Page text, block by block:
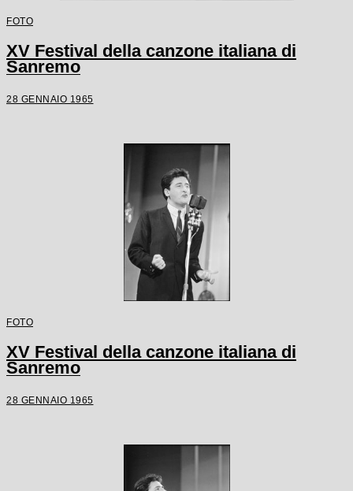
FOTO
XV Festival della canzone italiana di
Sanremo
28 GENNAIO 1965
FOTO
XV Festival della canzone italiana di
Sanremo
28 GENNAIO 1965